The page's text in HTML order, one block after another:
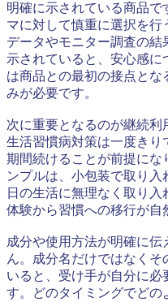
明確に示されている商品
マに対して慎重に選択を
データやモニター調査の結
示されていると、安心感
は商品との最初の接点とな
みが必要です。
次に重要となるのが継続利
生活習慣病対策は一度きり
期間続けることが前提にな
ンプルは、小包装で取り
日の生活に無理なく取り入
体験から習慣への移行が自
成分や使用方法が明確に
ん。成分名だけではなく
いると、受け手が自分に必
す。どのタイミングでど